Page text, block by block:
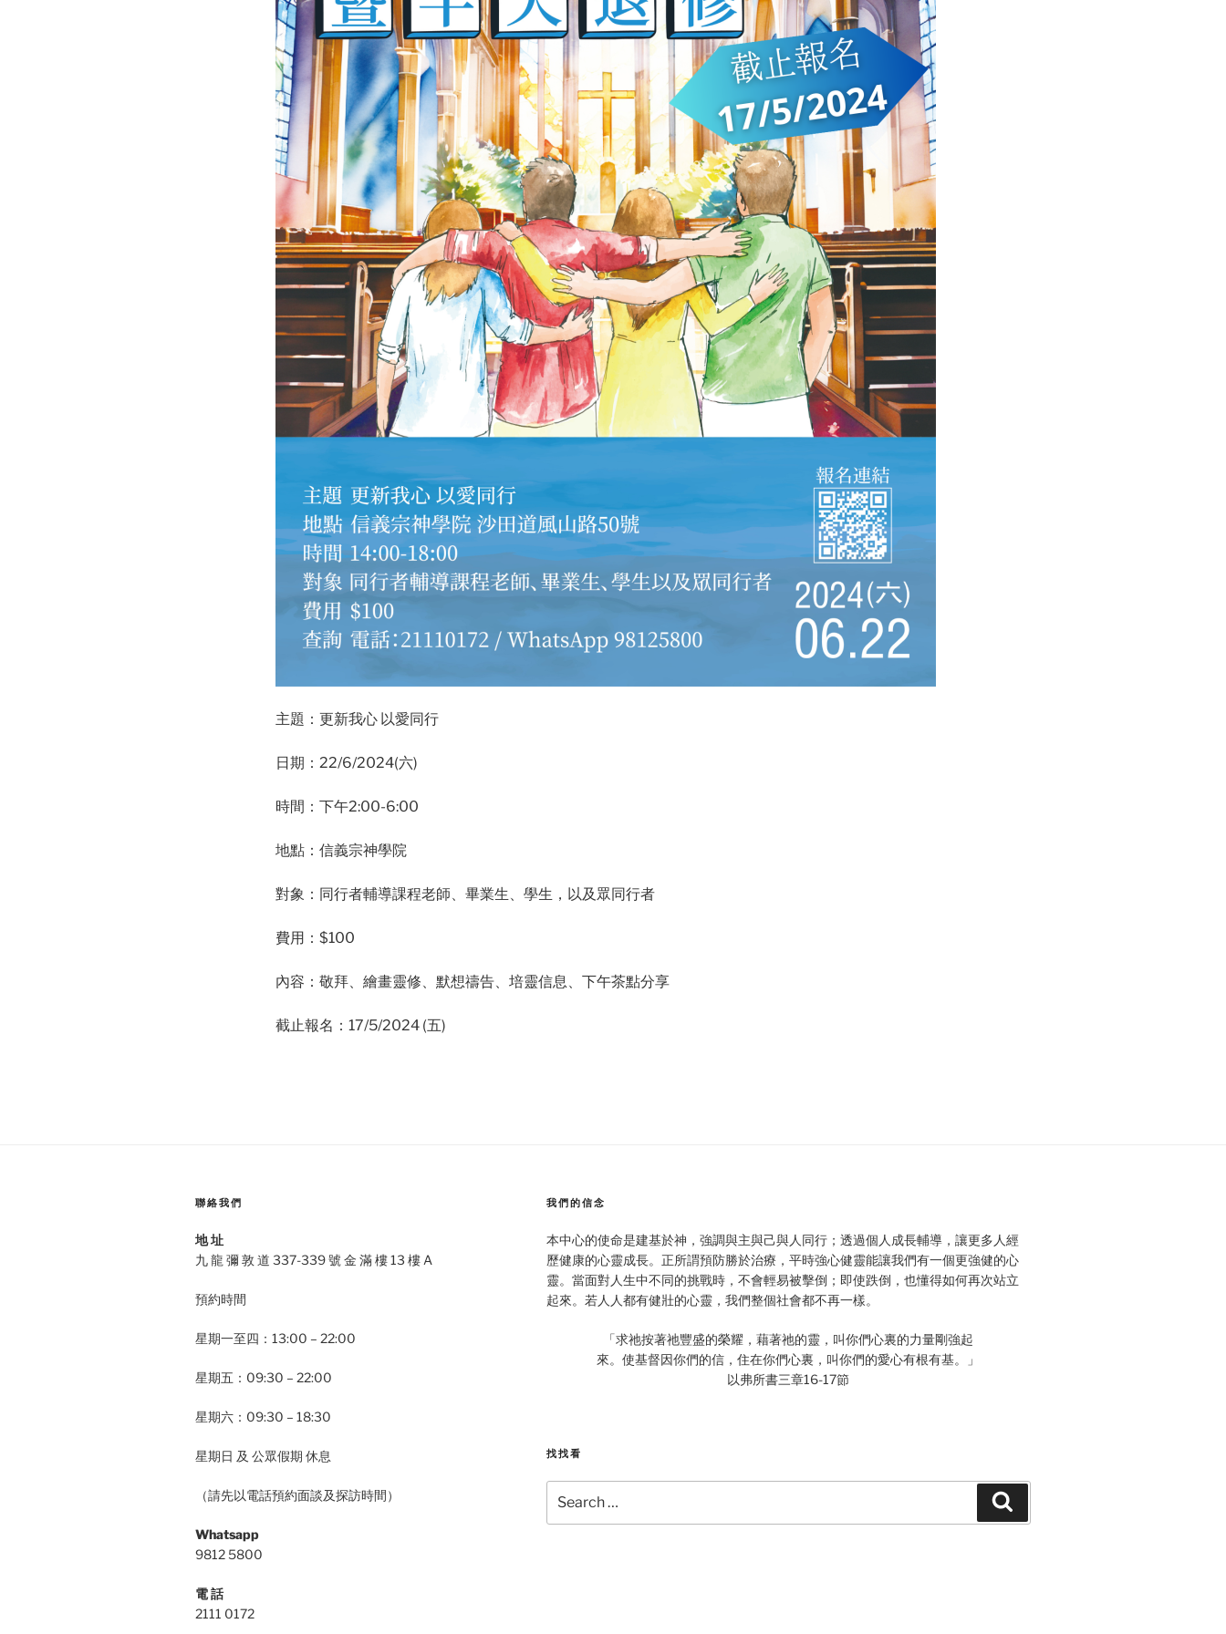
主題：更新我心 以愛同行
日期：22/6/2024(六)
時間：下午2:00-6:00
地點：信義宗神學院
對象：同行者輔導課程老師、畢業生、學生，以及眾同行者
費用：$100
內容：敬拜、繪畫靈修、默想禱告、培靈信息、下午茶點分享
截止報名：17/5/2024 (五)
聯絡我們
地 址
九 龍 彌 敦 道 337-339 號 金 滿 樓 13 樓 A
預約時間
星期一至四：13:00 – 22:00
星期五：09:30 – 22:00
星期六：09:30 – 18:30
星期日 及 公眾假期 休息
（請先以電話預約面談及探訪時間）
Whatsapp
9812 5800
電 話
2111 0172
我們的信念
本中心的使命是建基於神，強調與主與己與人同行；透過個人成長輔導，讓更多人經
歷健康的心靈成長。正所謂預防勝於治療，平時強心健靈能讓我們有一個更強健的心
靈。當面對人生中不同的挑戰時，不會輕易被擊倒；即使跌倒，也懂得如何再次站立
起來。若人人都有健壯的心靈，我們整個社會都不再一樣。
「求祂按著祂豐盛的榮耀，藉著祂的靈，叫你們心裏的力量剛強起
來。使基督因你們的信，住在你們心裏，叫你們的愛心有根有基。」
以弗所書三章16-17節
找找看
for: